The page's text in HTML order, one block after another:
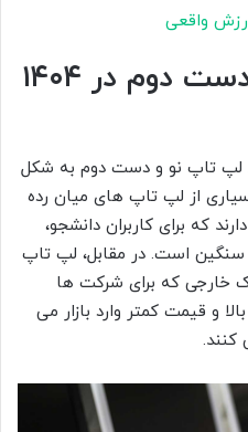
واقعی
چرا خرید لپ تاپ دست دوم در ۱۴۰۴
میان لپ تاپ نو و دست دوم به شکل
از لپ تاپ های میان رده
که برای کاربران دانشجو،
سنگین است. در مقابل، لپ تاپ
خارجی که برای شرکت ها
و قیمت کمتر وارد بازار می
کنند.